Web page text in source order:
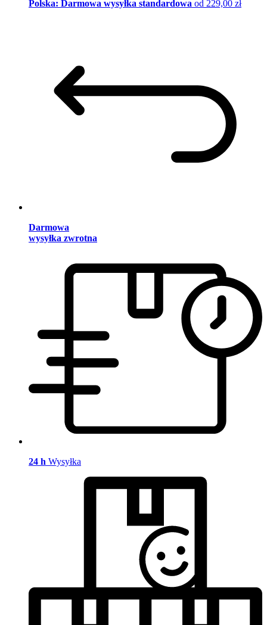
Polska: Darmowa wysyłka standardowa od 229,00 zł
Darmowa
wysyłka zwrotna
24 h Wysyłka